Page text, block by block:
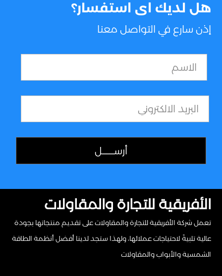
هل لديك اى استفسار؟
إذن سارع في التواصل معنا
الأفريقية للتجارة والمقاولات
تعمل شركة الأفريقية للتجارة والمقاولات على تقديم منتجاتها بجودة
عالية تلبيةً لاحتياجات عملائها، ولهذا ستجد لدينا أفضل أنظمة الطاقة
الشمسية والأبواب والمقاولات